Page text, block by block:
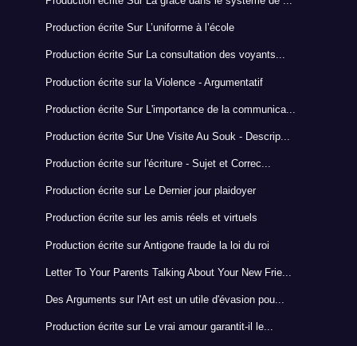
Production écrite Sur L’uniforme à l’école
Production écrite Sur La consultation des voyants...
Production écrite sur la Violence - Argumentatif
Production écrite Sur L'importance de la communica...
Production écrite Sur Une Visite Au Souk - Descrip...
Production écrite sur l'écriture - Sujet et Correc...
Production écrite sur Le Dernier jour plaidoyer
Production écrite sur les amis réels et virtuels
Production écrite sur Antigone fraude la loi du roi
Letter To Your Parents Talking About Your New Frie...
Des Arguments sur l'Art est un utile d'évasion pou...
Production écrite sur Le vrai amour garantit-il le...